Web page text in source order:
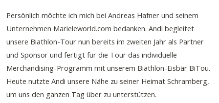
Persönlich möchte ich mich bei Andreas Hafner und seinem
Unternehmen Marieleworld.com bedanken. Andi begleitet
unsere Biathlon-Tour nun bereits im zweiten Jahr als Partner
und Sponsor und fertigt für die Tour das individuelle
Merchandising-Programm mit unserem Biathlon-Eisbär BiTou.
Heute nutzte Andi unsere Nähe zu seiner Heimat Schramberg,
um uns den ganzen Tag über zu unterstützen.